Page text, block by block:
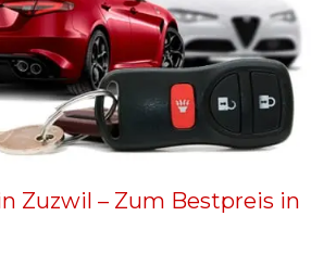
Zuzwil – Zum Bestpreis in